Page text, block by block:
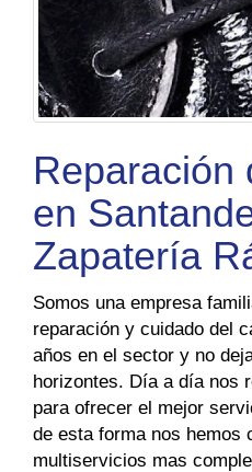
Reparación
en
Zapatería
Somos una empresa
reparación y cuidado del
años en el sector y no
horizontes. Día a día nos
para ofrecer el mejor
de esta forma nos hemos
multiservicios mas